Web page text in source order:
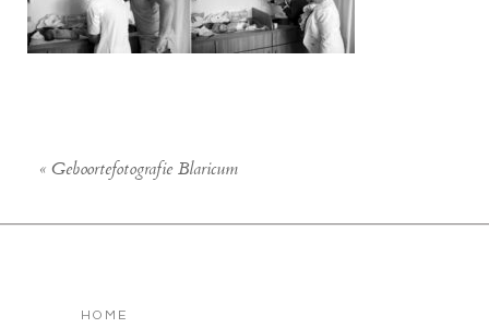
« Geboortefotografie Blaricum
HOME